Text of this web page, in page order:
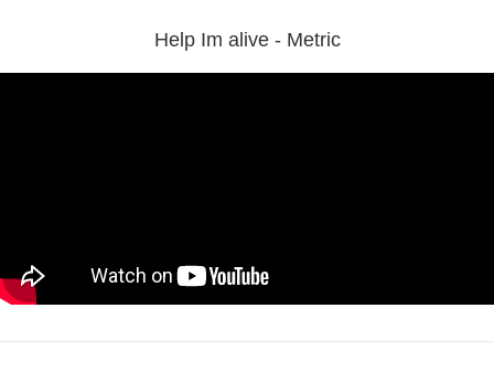
Help Im alive - Metric